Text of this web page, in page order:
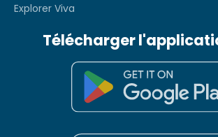
Explorer Viva
Télécharger